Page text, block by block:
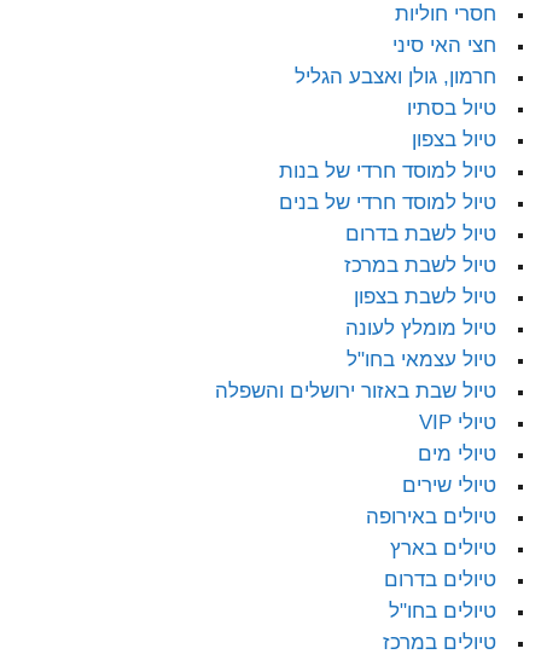
חסרי חוליות
חצי האי סיני
חרמון, גולן ואצבע הגליל
טיול בסתיו
טיול בצפון
טיול למוסד חרדי של בנות
טיול למוסד חרדי של בנים
טיול לשבת בדרום
טיול לשבת במרכז
טיול לשבת בצפון
טיול מומלץ לעונה
טיול עצמאי בחו"ל
טיול שבת באזור ירושלים והשפלה
טיולי VIP
טיולי מים
טיולי שירים
טיולים באירופה
טיולים בארץ
טיולים בדרום
טיולים בחו"ל
טיולים במרכז